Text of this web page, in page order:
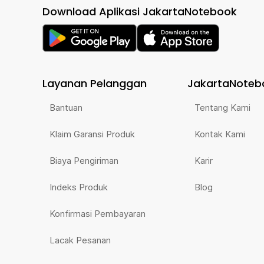
Download Aplikasi JakartaNotebook
Layanan Pelanggan
Bantuan
Klaim Garansi Produk
Biaya Pengiriman
Indeks Produk
Konfirmasi Pembayaran
Lacak Pesanan
Tentang Kami
Kontak Kami
Karir
Blog